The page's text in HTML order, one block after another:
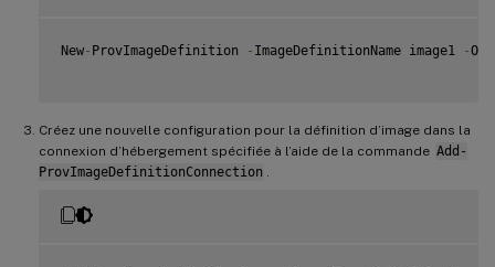
New- ProvImageDefinition - ImageDefinitionName image1 -
Créez une nouvelle configuration pour la définition d’image dans la
connexion d’hébergement spécifiée à l’aide de la commande Add-
ProvImageDefinitionConnection